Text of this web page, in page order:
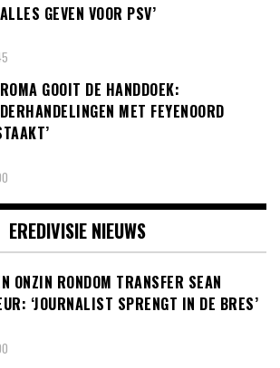
GEVEN VOOR PSV’
GOOIT DE HANDDOEK:
MET FEYENOORD
EREDIVISIE NIEUWS
ONZIN RONDOM TRANSFER SEAN
‘JOURNALIST SPRENGT IN DE BRES’